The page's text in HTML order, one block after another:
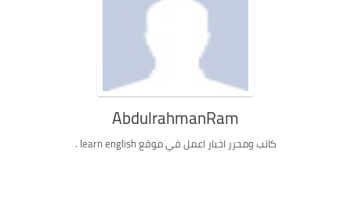
AbdulrahmanRam
كاتب ومحرر اخبار اعمل في موقع learn english .